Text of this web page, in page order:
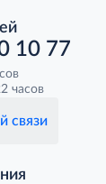
10 77
часов
связи